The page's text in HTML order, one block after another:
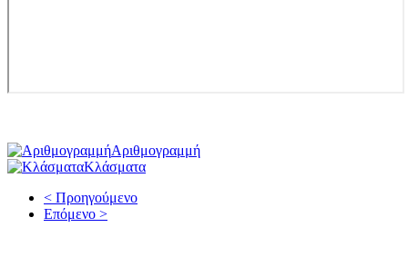
Αριθμογραμμή
Κλάσματα
< Προηγούμενο
Επόμενο >